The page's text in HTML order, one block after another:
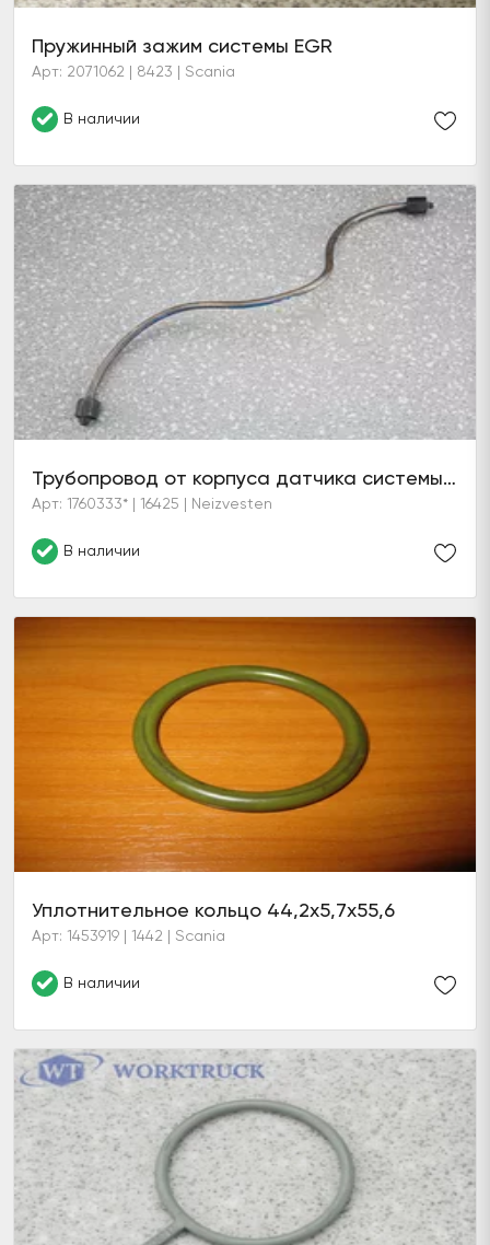
Пружинный зажим системы EGR
Арт: 2071062 | 8423 | Scania
В наличии
Трубопровод от корпуса датчика системы EGR
Арт: 1760333* | 16425 | Neizvesten
В наличии
Уплотнительное кольцо 44,2х5,7х55,6
Арт: 1453919 | 1442 | Scania
В наличии